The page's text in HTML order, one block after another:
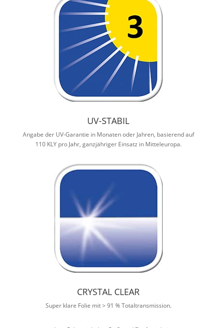
UV-STABIL
Angabe der UV-Garantie in Monaten oder Jahren, basierend auf
110 KLY pro Jahr, ganzjähriger Einsatz in Mitteleuropa.
CRYSTAL CLEAR
Super klare Folie mit > 91 % Totaltransmission.